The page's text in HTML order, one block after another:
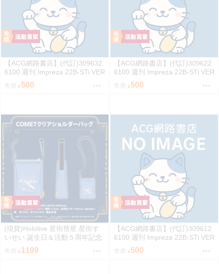
【ACG網路書店】(代訂)309632
6100 週刊 Impreza 22B-STi VER
SION をつくる (10)
500
【ACG網路書店】(代訂)309622
6100 週刊 Impreza 22B-STi VER
SION をつくる (9)
500
(現貨)Hololive 星街彗星 星街す
いせい 誕生日＆活動５周年記念
COMET透明側背包 單肩背包
售價 1199
【ACG網路書店】(代訂)309612
6100 週刊 Impreza 22B-STi VER
SION をつくる (8)
售價 500